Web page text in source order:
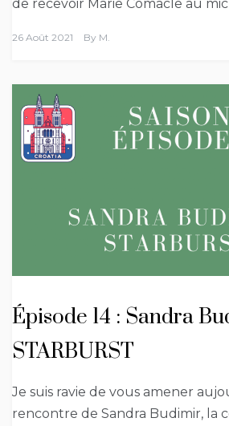
de recevoir Marie Comacle au
26 Août 2021 By M.
Épisode 14 : Sandra
STARBURST
Je suis ravie de vous amener
rencontre de Sandra Budimir, la